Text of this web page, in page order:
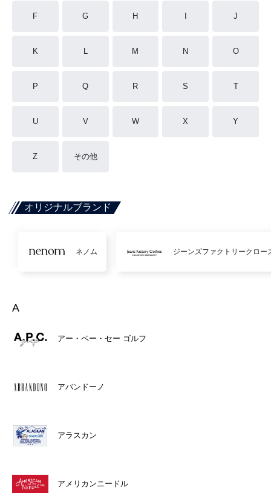
F G H J
K L M N O
P Q R S T
U V W X Y
Z その他
オリジナルブランド
ネノム ジーンズファクトリークロー
A
アー・ペー・セー ゴルフ
アバンドーノ
アラスカン
アメリカンニードル